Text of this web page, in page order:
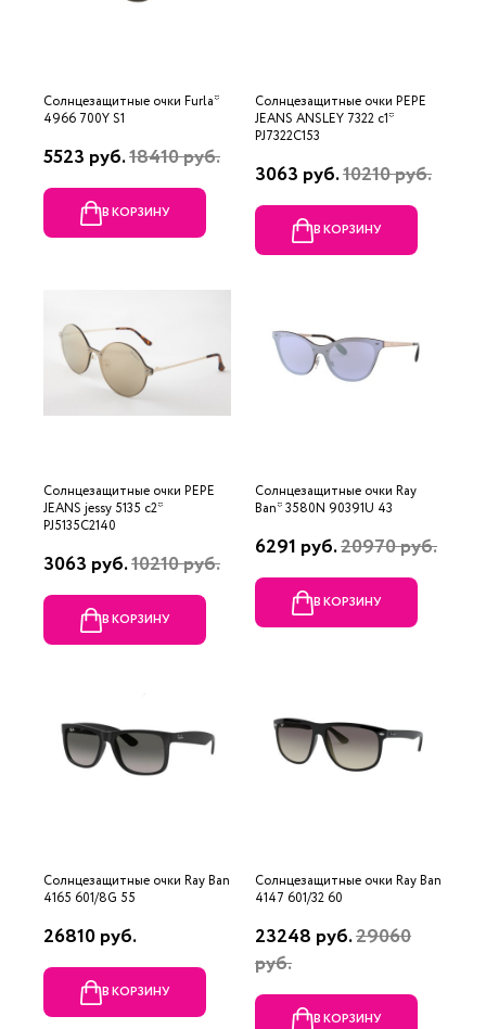
Солнцезащитные очки Furla*
4966 700Y S1
5523 руб.18410 руб.
В КОРЗИНУ
Солнцезащитные очки PEPE
JEANS ANSLEY 7322 c1*
PJ7322C153
3063 руб.10210 руб.
В КОРЗИНУ
Солнцезащитные очки PEPE
JEANS jessy 5135 с2*
PJ5135C2140
3063 руб.10210 руб.
В КОРЗИНУ
Солнцезащитные очки Ray
Ban* 3580N 90391U 43
6291 руб.20970 руб.
В КОРЗИНУ
Солнцезащитные очки Ray Ban
4165 601/8G 55
26810 руб.
В КОРЗИНУ
Солнцезащитные очки Ray Ban
4147 601/32 60
23248 руб.29060
руб.
В КОРЗИНУ